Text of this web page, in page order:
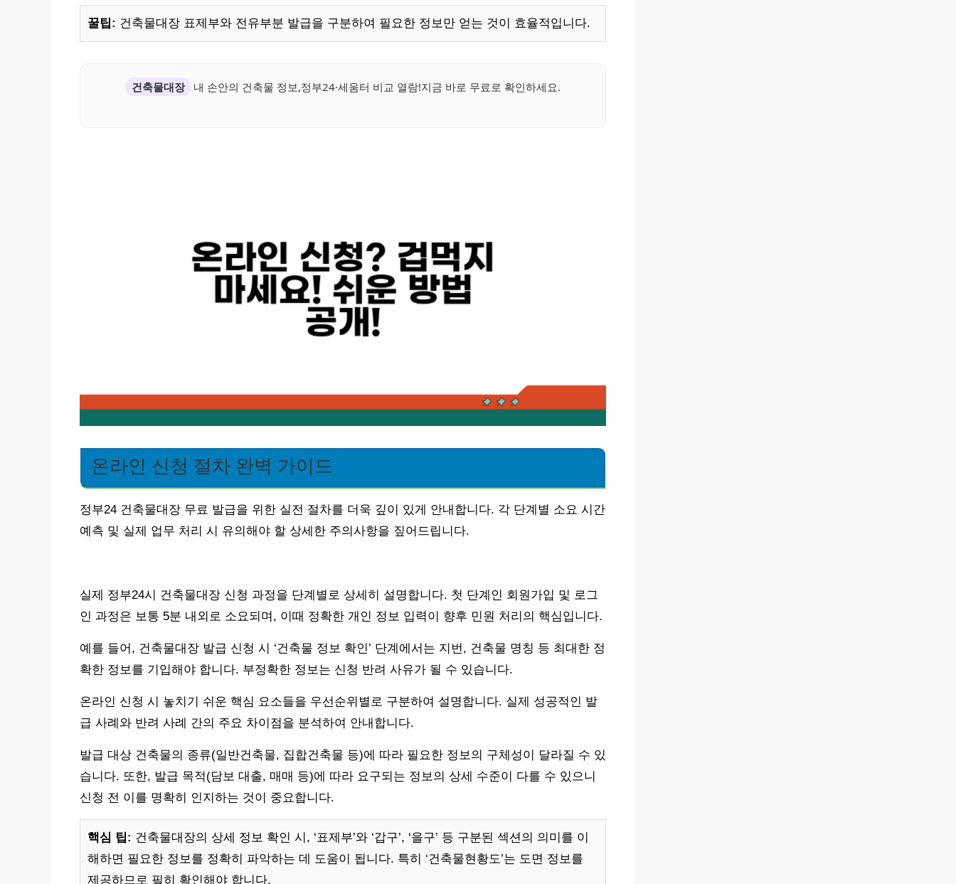
꿀팁: 건축물대장 표제부와 전유부분 발급을 구분하여 필요한 정보만 얻는 것이 효율적입니다.
건축물대장 내 손안의 건축물 정보,정부24·세움터 비교 열람!지금 바로 무료로 확인하세요.
온라인 신청 절차 완벽 가이드
정부24 건축물대장 무료 발급을 위한 실전 절차를 더욱 깊이 있게 안내합니다. 각 단계별 소요 시간
예측 및 실제 업무 처리 시 유의해야 할 상세한 주의사항을 짚어드립니다.
실제 정부24시 건축물대장 신청 과정을 단계별로 상세히 설명합니다. 첫 단계인 회원가입 및 로그
인 과정은 보통 5분 내외로 소요되며, 이때 정확한 개인 정보 입력이 향후 민원 처리의 핵심입니다.
예를 들어, 건축물대장 발급 신청 시 ‘건축물 정보 확인’ 단계에서는 지번, 건축물 명칭 등 최대한 정
확한 정보를 기입해야 합니다. 부정확한 정보는 신청 반려 사유가 될 수 있습니다.
온라인 신청 시 놓치기 쉬운 핵심 요소들을 우선순위별로 구분하여 설명합니다. 실제 성공적인 발
급 사례와 반려 사례 간의 주요 차이점을 분석하여 안내합니다.
발급 대상 건축물의 종류(일반건축물, 집합건축물 등)에 따라 필요한 정보의 구체성이 달라질 수 있
습니다. 또한, 발급 목적(담보 대출, 매매 등)에 따라 요구되는 정보의 상세 수준이 다를 수 있으니
신청 전 이를 명확히 인지하는 것이 중요합니다.
핵심 팁: 건축물대장의 상세 정보 확인 시, ‘표제부’와 ‘갑구’, ‘을구’ 등 구분된 섹션의 의미를 이
해하면 필요한 정보를 정확히 파악하는 데 도움이 됩니다. 특히 ‘건축물현황도’는 도면 정보를
제공하므로 필히 확인해야 합니다.